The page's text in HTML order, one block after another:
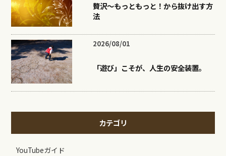
贅沢〜もっともっと！から抜け出す方
法
2026/08/01
「遊び」こそが、人生の安全装置。
カテゴリ
YouTubeガイド